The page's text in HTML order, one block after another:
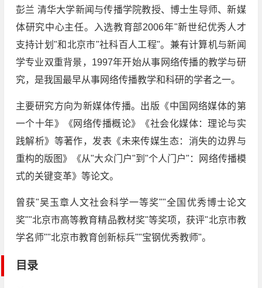
彭兰 清华大学新闻与传播学院教授、博士生导师、新媒
体研究中心主任。入选教育部2006年"新世纪优秀人才
支持计划"和北京市"社科百人工程"。兼有计算机与新闻
学专业双重背景，1997年开始从事网络传播的教学与研
究，是我国最早从事网络传播教学和科研的学者之一。
主要研究方向为新媒体传播。出版《中国网络媒体的第
一个十年》《网络传播概论》《社会化媒体：理论与实
践解析》等著作，发表《未来传媒生态：消失的边界与
重构的版图》《从"大众门户"到"个人门户"：网络传播模
式的关键变革》等论文。
曾获"吴玉章人文社会科学一等奖""全国优秀博士论文
奖""北京市高等教育精品教材奖"等奖项，获评"北京市教
学名师""北京市教育创新标兵""宝钢优秀教师"。
目录